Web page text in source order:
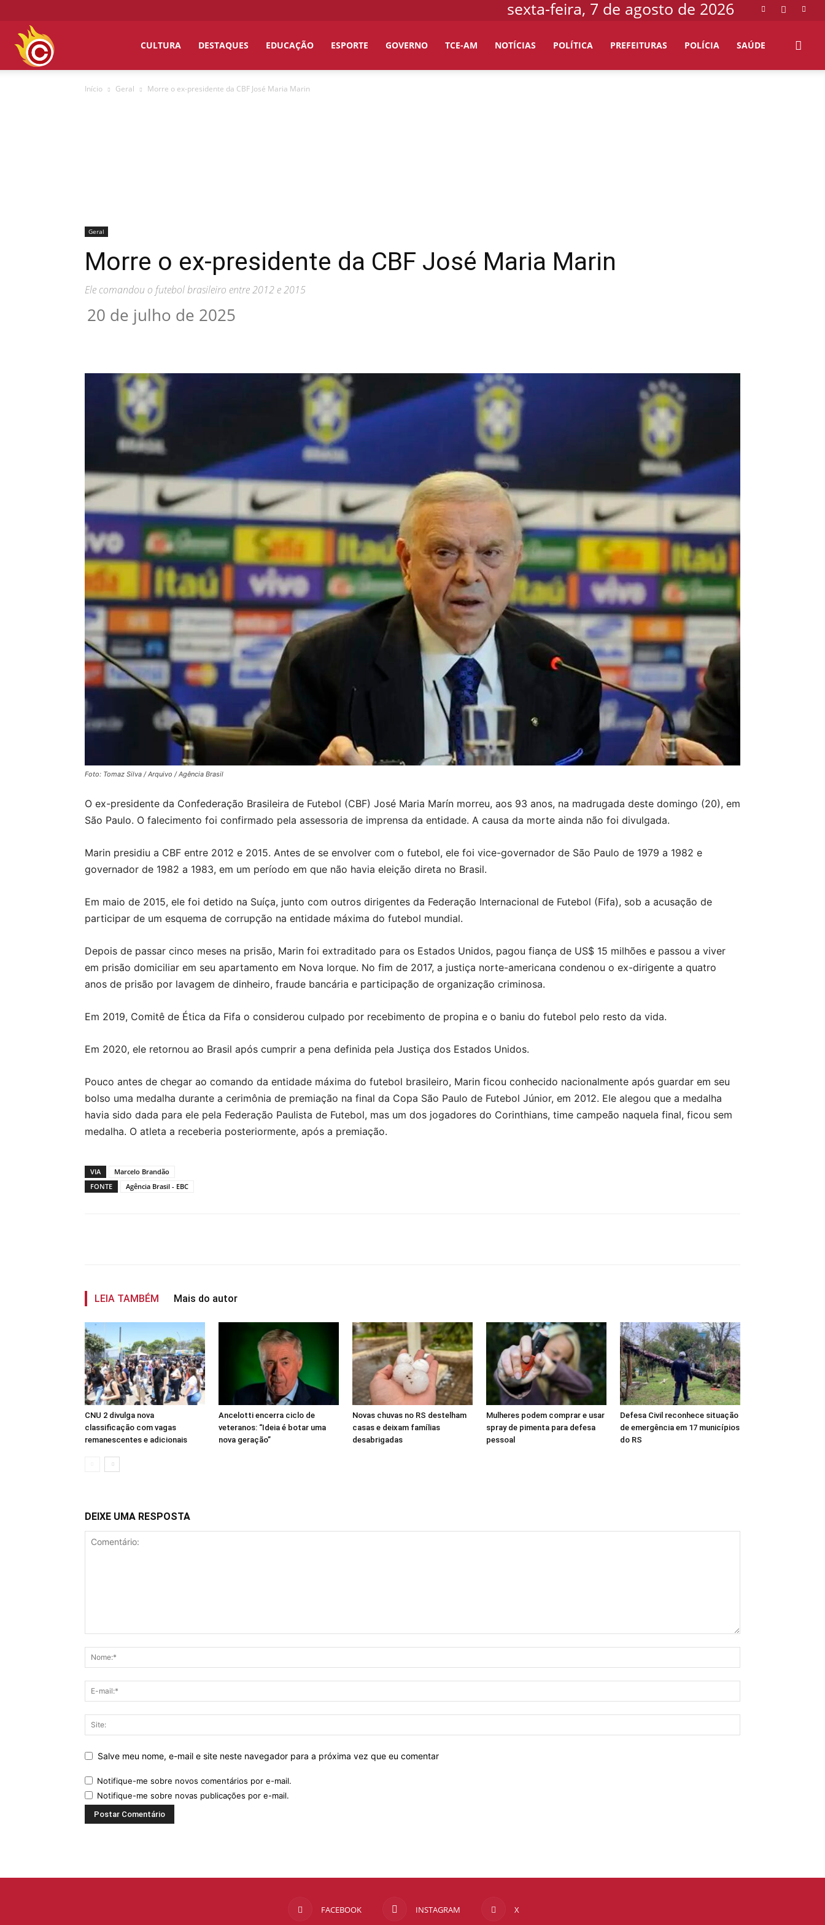
sexta-feira, 7 de agosto de 2026
CULTURA DESTAQUES EDUCAÇÃO ESPORTE GOVERNO TCE-AM NOTÍCIAS POLÍTICA PREFEITURAS POLÍCIA SAÚDE
Início Geral Morre o ex-presidente da CBF José Maria Marin
Geral
Morre o ex-presidente da CBF José Maria Marin
Ele comandou o futebol brasileiro entre 2012 e 2015
20 de julho de 2025
Foto: Tomaz Silva / Arquivo / Agência Brasil
O ex-presidente da Confederação Brasileira de Futebol (CBF) José Maria Marín morreu, aos 93 anos, na madrugada deste domingo (20), em
São Paulo. O falecimento foi confirmado pela assessoria de imprensa da entidade. A causa da morte ainda não foi divulgada.
Marin presidiu a CBF entre 2012 e 2015. Antes de se envolver com o futebol, ele foi vice-governador de São Paulo de 1979 a 1982 e
governador de 1982 a 1983, em um período em que não havia eleição direta no Brasil.
Em maio de 2015, ele foi detido na Suíça, junto com outros dirigentes da Federação Internacional de Futebol (Fifa), sob a acusação de
participar de um esquema de corrupção na entidade máxima do futebol mundial.
Depois de passar cinco meses na prisão, Marin foi extraditado para os Estados Unidos, pagou fiança de US$ 15 milhões e passou a viver
em prisão domiciliar em seu apartamento em Nova Iorque. No fim de 2017, a justiça norte-americana condenou o ex-dirigente a quatro
anos de prisão por lavagem de dinheiro, fraude bancária e participação de organização criminosa.
Em 2019, Comitê de Ética da Fifa o considerou culpado por recebimento de propina e o baniu do futebol pelo resto da vida.
Em 2020, ele retornou ao Brasil após cumprir a pena definida pela Justiça dos Estados Unidos.
Pouco antes de chegar ao comando da entidade máxima do futebol brasileiro, Marin ficou conhecido nacionalmente após guardar em seu
bolso uma medalha durante a cerimônia de premiação na final da Copa São Paulo de Futebol Júnior, em 2012. Ele alegou que a medalha
havia sido dada para ele pela Federação Paulista de Futebol, mas um dos jogadores do Corinthians, time campeão naquela final, ficou sem
medalha. O atleta a receberia posteriormente, após a premiação.
VIA
Marcelo Brandão
FONTE
Agência Brasil - EBC
LEIA TAMBÉM Mais do autor
CNU 2 divulga nova
classificação com vagas
remanescentes e adicionais
Ancelotti encerra ciclo de
veteranos: “Ideia é botar uma
nova geração”
Novas chuvas no RS destelham
casas e deixam famílias
desabrigadas
Mulheres podem comprar e usar
spray de pimenta para defesa
pessoal
Defesa Civil reconhece situação
de emergência em 17 municípios
do RS
DEIXE UMA RESPOSTA
Salve meu nome, e-mail e site neste navegador para a próxima vez que eu comentar
Notifique-me sobre novos comentários por e-mail.
Notifique-me sobre novas publicações por e-mail.
FACEBOOK INSTAGRAM X